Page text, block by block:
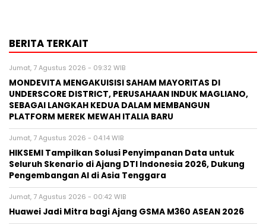
BERITA TERKAIT
Jumat, 7 Agustus 2026 - 09:32 WIB
MONDEVITA MENGAKUISISI SAHAM MAYORITAS DI
UNDERSCORE DISTRICT, PERUSAHAAN INDUK MAGLIANO,
SEBAGAI LANGKAH KEDUA DALAM MEMBANGUN
PLATFORM MEREK MEWAH ITALIA BARU
Jumat, 7 Agustus 2026 - 04:14 WIB
HIKSEMI Tampilkan Solusi Penyimpanan Data untuk
Seluruh Skenario di Ajang DTI Indonesia 2026, Dukung
Pengembangan AI di Asia Tenggara
Jumat, 7 Agustus 2026 - 00:42 WIB
Huawei Jadi Mitra bagi Ajang GSMA M360 ASEAN 2026